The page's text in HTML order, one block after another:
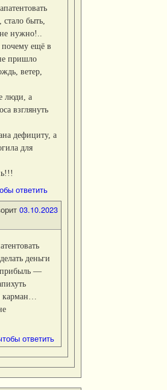
быть,
нужно!..
ещё в
пришло
ветер,
люди, а
взглянуть
дефициту, а
для
ответить
03.10.2023
деньги
прибыль —
карман…
ответить